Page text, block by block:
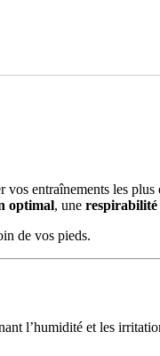
vos entraînements les plus
optimal, une respirabilité
de vos pieds.
l’humidité et les